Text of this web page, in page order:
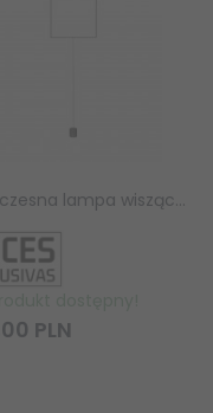
Nowoczesna lampa wisząca podłogowa LED aluminiowa czarna geometryczna kwadrat uniwersalna nad stół do salonu sypialni ROVILLA LE45488 Luces Exclusivas
00 PLN